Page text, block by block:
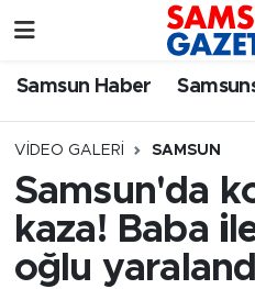
Samsun Haber
VIDEO GALERI SAMSUN
Samsun'da
kaza! Baba
oğlu
Samsun Haber
Samsunspor
Samsun Rehberi
Resmi İlanlar
Samsun Nöbetçi
Samsun Hava Durumu
SAMSUN Namaz
Samsun Trafik